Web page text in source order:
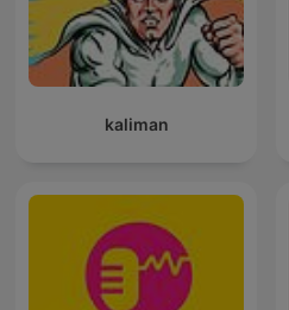
kaliman